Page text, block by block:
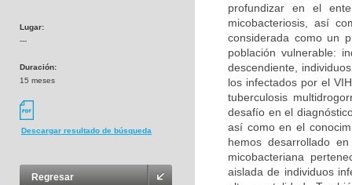
Lugar:
---
Duración:
15 meses
Descargar resultado de búsqueda
Regresar
profundizar en el
micobacteriosis, así
considerada como un
población vulnerable:
descendiente,
los infectados por el
tuberculosis
desafío en el
así como en el
hemos desarrollado
micobacteriana
aislada de individuos